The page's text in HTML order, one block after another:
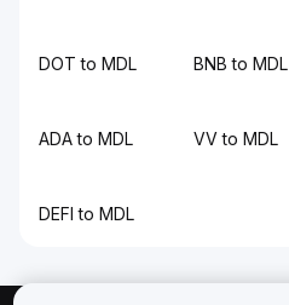
DOT to MDL BNB to MDL
ADA to MDL VV to MDL
DEFI to MDL